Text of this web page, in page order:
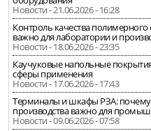
Новости - 21.06.2026 - 16:28
Контроль качества
важно для лаборатории и
Новости - 18.06.2026 - 23:35
Каучуковые напольные
сферы применения
Новости - 17.06.2026 - 17:43
Терминалы и шкафы РЗА: почему
производства важно для
Новости - 09.06.2026 - 07:58